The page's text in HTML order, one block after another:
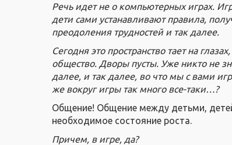
Речь идет не о компьютерных играх.
дети сами устанавливают правила,
преодоления трудностей и так далее.
Сегодня это пространство тает на
общество. Дворы пусты. Уже никто не
далее, и так далее, во что мы с вами
же вокруг игры так много все-таки…?
Общение! Общение между детьми,
необходимое состояние роста.
Причем, в игре, да?